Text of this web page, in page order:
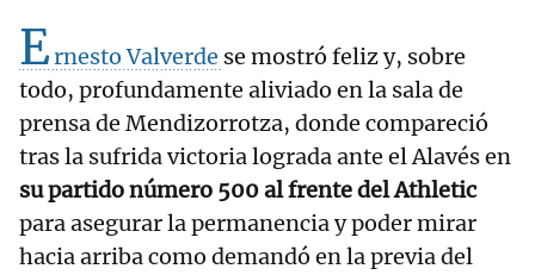
Ernesto Valverde se mostró feliz y, sobre
todo, profundamente aliviado en la sala de
prensa de Mendizorrotza, donde compareció
tras la sufrida victoria lograda ante el Alavés en
su partido número 500 al frente del Athletic
para asegurar la permanencia y poder mirar
hacia arriba como demandó en la previa del